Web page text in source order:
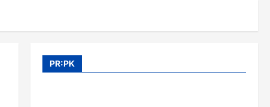
PR:PK